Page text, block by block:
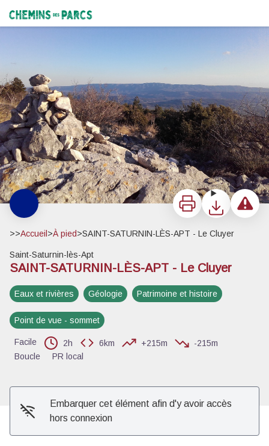
Chemins des Parcs
ImprimerTéléchargerSignaler
>>Accueil >À pied>SAINT-SATURNIN-LÈS-APT - Le Cluyer
Saint-Saturnin-lès-Apt
SAINT-SATURNIN-LÈS-APT - Le Cluyer
Eaux et rivières Géologie Patrimoine et histoire
Point de vue - sommet
Facile 2h 6km +215m
-215m
Boucle
PR local
Embarquer cet élément afin d'y avoir accès
hors connexion